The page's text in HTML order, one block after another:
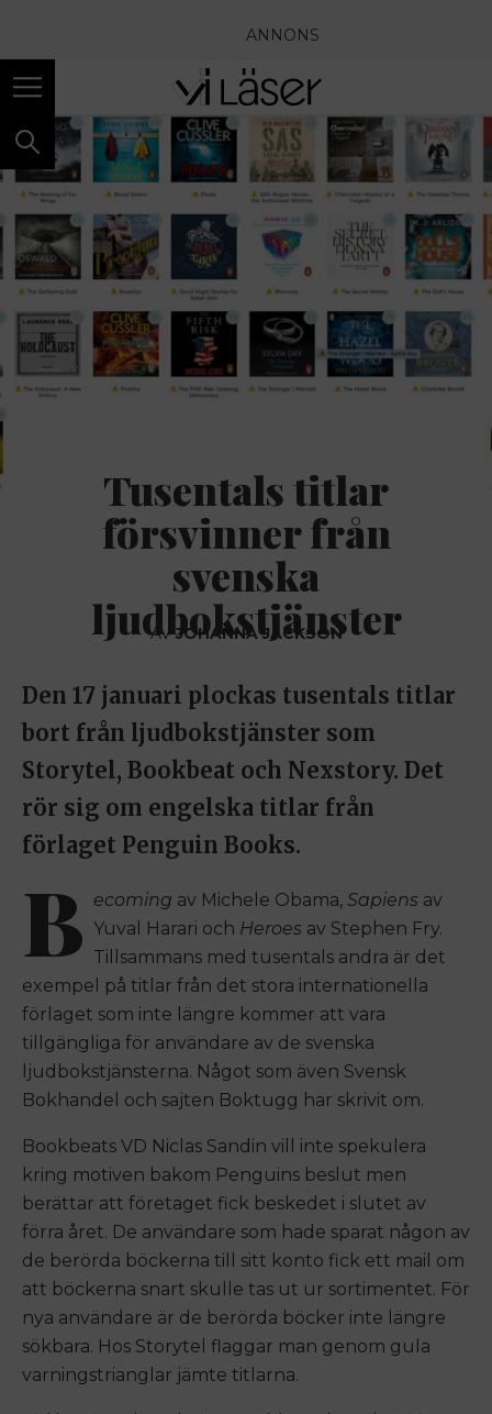
ANNONS
Tusentals titlar
försvinner från
svenska
ljudbokstjänster
AVJOHANNA JACKSON
Den 17 januari plockas tusentals titlar
bort från ljudbokstjänster som
Storytel, Bookbeat och Nexstory. Det
rör sig om engelska titlar från
förlaget Penguin Books.
B ecoming av Michele Obama, Sapiens av
Yuval Harari och Heroes av Stephen Fry.
Tillsammans med tusentals andra är det
exempel på titlar från det stora internationella
förlaget som inte längre kommer att vara
tillgängliga för användare av de svenska
ljudbokstjänsterna. Något som även Svensk
Bokhandel och sajten Boktugg har skrivit om.
Bookbeats VD Niclas Sandin vill inte spekulera
kring motiven bakom Penguins beslut men
berättar att företaget fick beskedet i slutet av
förra året. De användare som hade sparat någon av
de berörda böckerna till sitt konto fick ett mail om
att böckerna snart skulle tas ut ur sortimentet. För
nya användare är de berörda böcker inte längre
sökbara. Hos Storytel flaggar man genom gula
varningstrianglar jämte titlarna.